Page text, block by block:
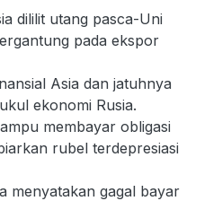
dililit utang pasca-Uni
pada ekspor
Asia dan jatuhnya
ekonomi Rusia.
membayar obligasi
rubel terdepresiasi
menyatakan gagal bayar